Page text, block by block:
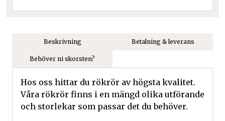
Beskrivning Betalning & leverans
Behöver ni skorsten?
Hos oss hittar du rökrör av högsta kvalitet.
Våra rökrör finns i en mängd olika utförande
och storlekar som passar det du behöver.